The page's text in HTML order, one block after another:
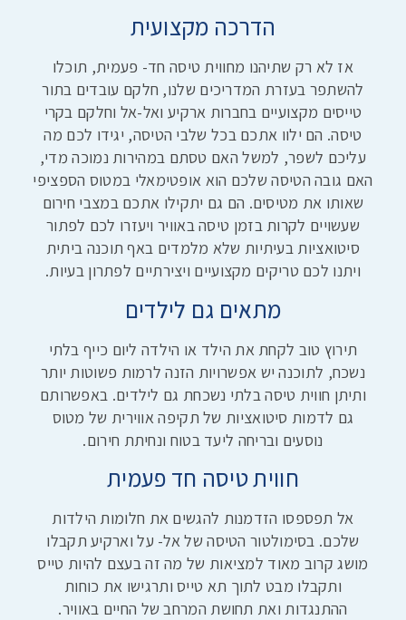
הדרכה מקצועית
אז לא רק שתיהנו מחווית טיסה חד- פעמית, תוכלו
להשתפר בעזרת המדריכים שלנו, חלקם עובדים בתור
טייסים מקצועיים בחברות ארקיע ואל-אל וחלקם בקרי
טיסה. הם ילוו אתכם בכל שלבי הטיסה, יגידו לכם מה
עליכם לשפר, למשל האם טסתם במהירות נמוכה מדי,
האם גובה הטיסה שלכם הוא אופטימאלי במטוס הספציפי
שאותו את מטיסים. הם גם יתקילו אתכם במצבי חירום
שעשויים לקרות בזמן טיסה באוויר ויעזרו לכם לפתור
סיטואציות בעיתיות שלא מלמדים באף תוכנה ביתית
ויתנו לכם טריקים מקצועיים ויצירתיים לפתרון בעיות.
מתאים גם לילדים
תירוץ טוב לקחת את הילד או הילדה ליום כייף בלתי
נשכח, לתוכנה יש אפשרויות הזנה לרמות פשוטות יותר
ותיתן חווית טיסה בלתי נשכחת גם לילדים. באפשרותם
גם לדמות סיטואציות של תקיפה אווירית של מטוס
נוסעים ובריחה ליעד בטוח ונחיתת חירום.
חווית טיסה חד פעמית
אל תפספסו הזדמנות להגשים את חלומות הילדות
שלכם. בסימולטור הטיסה של אל- על וארקיע תקבלו
מושג קרוב מאוד למציאות של מה זה בעצם להיות טייס
ותקבלו מבט לתוך תא טייס ותרגישו את כוחות
ההתנגדות ואת תחושת המרחב של החיים באוויר.